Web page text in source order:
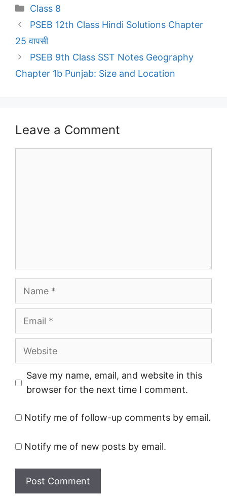
Categories
Class 8
PSEB 12th Class Hindi Solutions Chapter
25 वापसी
PSEB 9th Class SST Notes Geography
Chapter 1b Punjab: Size and Location
Leave a Comment
Website
Save my name, email, and website in this
browser for the next time I comment.
Notify me of follow-up comments by email.
Notify me of new posts by email.